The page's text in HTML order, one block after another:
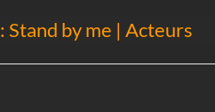
Stand by me | Acteurs